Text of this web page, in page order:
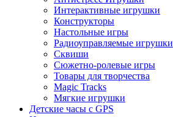
Интерактивные игрушки
Конструкторы
Настольные игры
Радиоуправляемые игрушки
Сквиши
Сюжетно-ролевые игры
Товары для творчества
Magic Tracks
Мягкие игрушки
Детские часы с GPS